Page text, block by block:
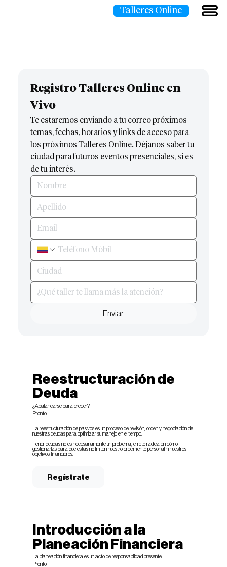
Talleres Online
Reestructuración de
Deuda
¿Apalancarse para crecer?
Pronto
La reestructuración de pasivos es un proceso de revisión, orden y negociación de
nuestras deudas para optimizar su manejo en el tiempo.
Tener deudas no es necesariamente un problema; el reto radica en cómo
gestionarlas para que estas no limiten nuestro crecimiento personal ni nuestros
objetivos financieros.
Regístrate
Introducción a la
Planeación Financiera
La planeación financiera es un acto de responsabilidad presente.
Pronto
Registro Talleres Online en
Vivo
Te estaremos enviando a tu correo próximos
temas, fechas, horarios y links de acceso para
los próximos Talleres Online. Déjanos saber tu
ciudad para futuros eventos presenciales, si es
de tu interés.
Enviar